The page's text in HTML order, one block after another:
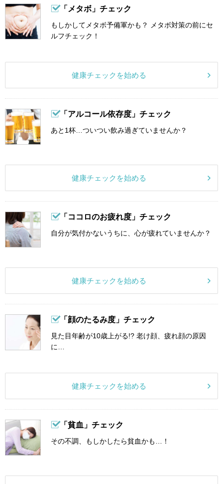
「メタボ」チェック
もしかしてメタボ予備軍かも？ メタボ対策の前にセ
ルフチェック！
健康チェックを始める
「アルコール依存度」チェック
あと1杯…ついつい飲み過ぎていませんか？
健康チェックを始める
「ココロのお疲れ度」チェック
自分が気付かないうちに、心が疲れていませんか？
健康チェックを始める
「顔のたるみ度」チェック
見た目年齢が10歳上がる!? 老け顔、疲れ顔の原因
に…
健康チェックを始める
「貧血」チェック
その不調、もしかしたら貧血かも…！